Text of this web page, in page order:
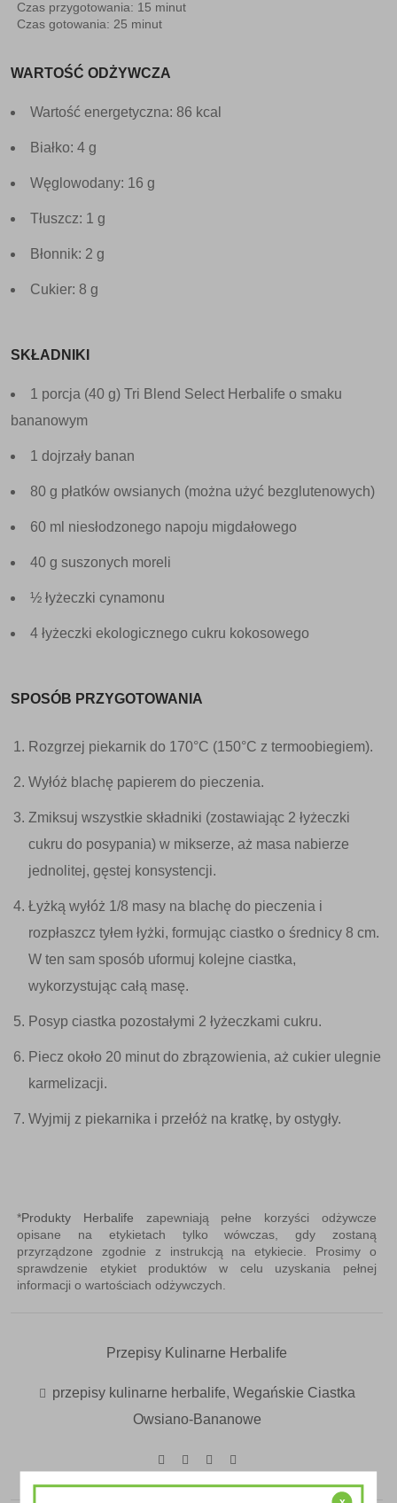
Czas przygotowania: 15 minut
Czas gotowania: 25 minut
WARTOŚĆ ODŻYWCZA
Wartość energetyczna: 86 kcal
Białko: 4 g
Węglowodany: 16 g
Tłuszcz: 1 g
Błonnik: 2 g
Cukier: 8 g
SKŁADNIKI
1 porcja (40 g) Tri Blend Select Herbalife o smaku
bananowym
1 dojrzały banan
80 g płatków owsianych (można użyć bezglutenowych)
60 ml niesłodzonego napoju migdałowego
40 g suszonych moreli
½ łyżeczki cynamonu
4 łyżeczki ekologicznego cukru kokosowego
SPOSÓB PRZYGOTOWANIA
Rozgrzej piekarnik do 170°C (150°C z termoobiegiem).
Wyłóż blachę papierem do pieczenia.
Zmiksuj wszystkie składniki (zostawiając 2 łyżeczki
cukru do posypania) w mikserze, aż masa nabierze
jednolitej, gęstej konsystencji.
Łyżką wyłóż 1/8 masy na blachę do pieczenia i
rozpłaszcz tyłem łyżki, formując ciastko o średnicy 8 cm.
W ten sam sposób uformuj kolejne ciastka,
wykorzystując całą masę.
Posyp ciastka pozostałymi 2 łyżeczkami cukru.
Piecz około 20 minut do zbrązowienia, aż cukier ulegnie
karmelizacji.
Wyjmij z piekarnika i przełóż na kratkę, by ostygły.
*Produkty Herbalife zapewniają pełne korzyści odżywcze
opisane na etykietach tylko wówczas, gdy zostaną
przyrządzone zgodnie z instrukcją na etykiecie. Prosimy o
sprawdzenie etykiet produktów w celu uzyskania pełnej
informacji o wartościach odżywczych.
Przepisy Kulinarne Herbalife
przepisy kulinarne herbalife, Wegańskie Ciastka
Owsiano-Bananowe